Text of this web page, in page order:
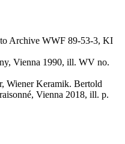
Archive WWF 89-53-3, KI
Vienna 1990, ill. WV no.
Wiener Keramik. Bertold
Vienna 2018, ill. p.